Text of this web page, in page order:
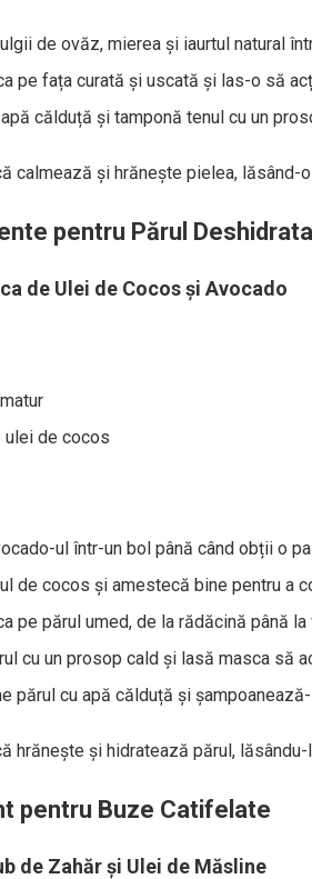
de ovăz, mierea și iaurtul natural
pe fața curată și uscată și las-o să
călduță și tamponă tenul cu un
calmează și hrănește pielea, lăsând-
pentru Părul
de Ulei de Cocos și Avocado
ulei de cocos
ul într-un bol până când obții o
de cocos și amestecă bine pentru a
pe părul umed, de la rădăcină până
cu un prosop cald și lasă masca să
părul cu apă călduță și
hrănește și hidratează părul,
pentru Buze Catifelate
de Zahăr și Ulei de Măsline